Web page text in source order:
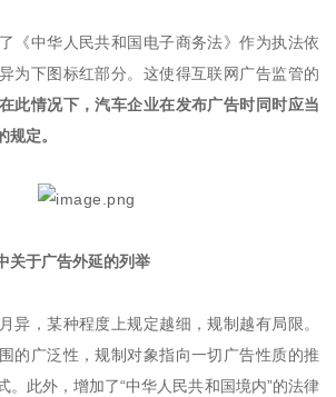
《中华人民共和国电子商务法》作为执法依
为下图标红部分。这使得互联网广告监管的
在此情况下，汽车企业在发布广告时同时应当
定。
关于广告外延的列举
异，某种程度上规定越细，规制越有局限。
的广泛性，规制对象指向一切广告性质的推
。此外，增加了“中华人民共和国境内”的法律